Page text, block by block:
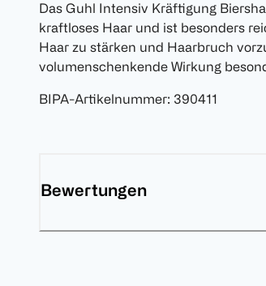
Das Guhl Intensiv Kräftigung
kraftloses Haar und ist besonders
Haar zu stärken und Haarbruch
volumenschenkende Wirkung
BIPA-Artikelnummer: 390411
Bewertungen